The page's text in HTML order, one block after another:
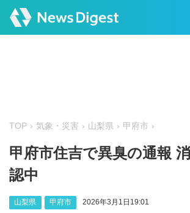
TOP 気象・災害 山梨県 甲府市
甲府市住吉で異臭の通報
認中
山梨県 甲府市 2026年3月1日19:01